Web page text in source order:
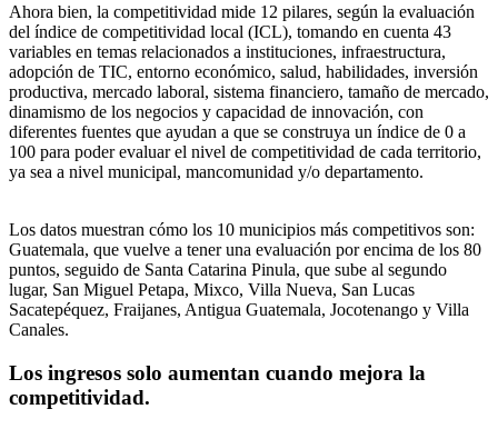
Ahora bien, la competitividad mide 12 pilares, según la evaluación
del índice de competitividad local (ICL), tomando en cuenta 43
variables en temas relacionados a instituciones, infraestructura,
adopción de TIC, entorno económico, salud, habilidades, inversión
productiva, mercado laboral, sistema financiero, tamaño de mercado,
dinamismo de los negocios y capacidad de innovación, con
diferentes fuentes que ayudan a que se construya un índice de 0 a
100 para poder evaluar el nivel de competitividad de cada territorio,
ya sea a nivel municipal, mancomunidad y/o departamento.
Los datos muestran cómo los 10 municipios más competitivos son:
Guatemala, que vuelve a tener una evaluación por encima de los 80
puntos, seguido de Santa Catarina Pinula, que sube al segundo
lugar, San Miguel Petapa, Mixco, Villa Nueva, San Lucas
Sacatepéquez, Fraijanes, Antigua Guatemala, Jocotenango y Villa
Canales.
Los ingresos solo aumentan cuando mejora la
competitividad.